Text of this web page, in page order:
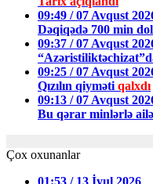
09:49 / 07 Avqust
Dəqiqədə 700 min
09:37 / 07 Avqust
09:25 / 07 Avqust
Qızılın qiyməti qalxdı
09:13 / 07 Avqust
Bu qərar minlərlə
Çox oxunanlar
01:53 / 13 İyul 2026